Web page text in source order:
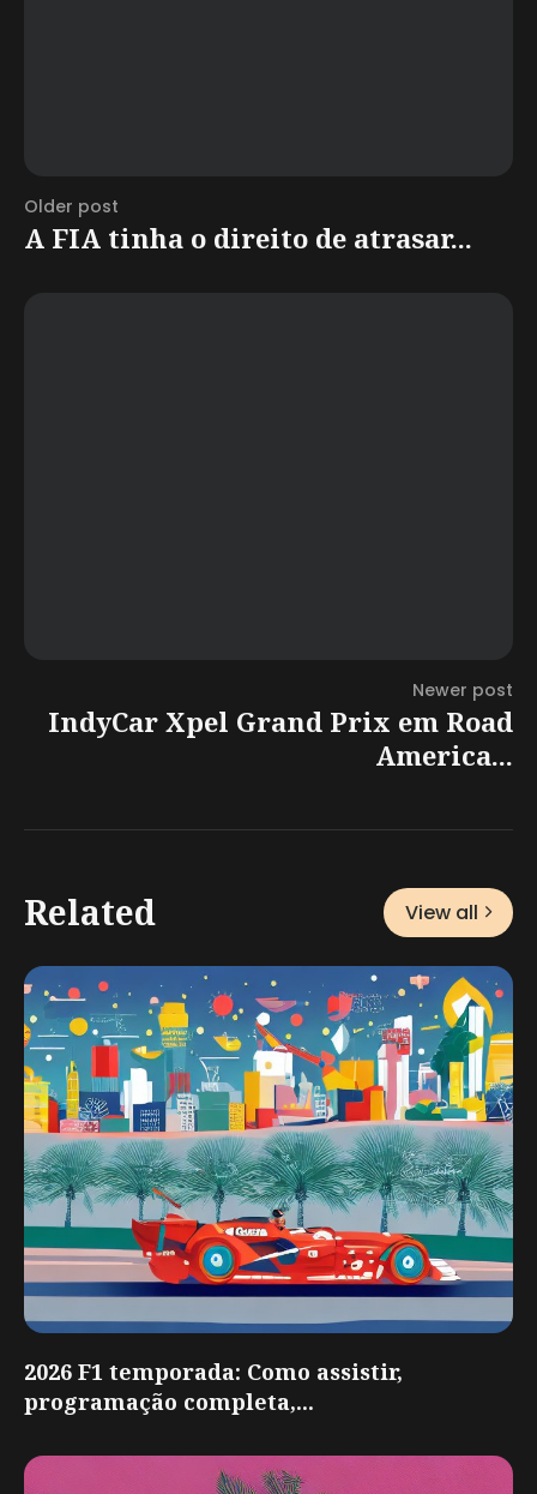
Older post
A FIA tinha o direito de atrasar...
Newer post
IndyCar Xpel Grand Prix em Road
America...
Related View all
2026 F1 temporada: Como assistir,
programação completa,...